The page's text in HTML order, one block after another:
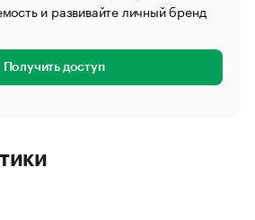
и развивайте личный бренд
Получить доступ